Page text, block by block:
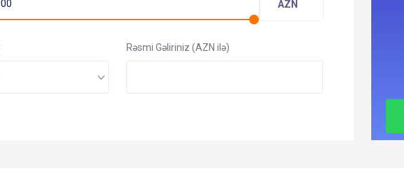
Rəsmi Gəliriniz (AZN ilə)